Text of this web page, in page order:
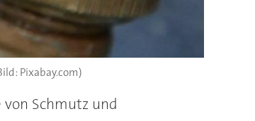
Pixabay.com)
Schmutz und